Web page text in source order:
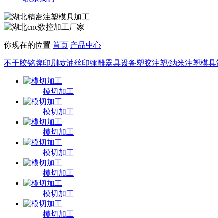
你现在的位置 首页 产品中心
不干胶铭牌印刷喷油丝印镭雕器具设备塑胶注塑/纳米注塑模具
模切加工
模切加工
模切加工
模切加工
模切加工
模切加工
模切加工